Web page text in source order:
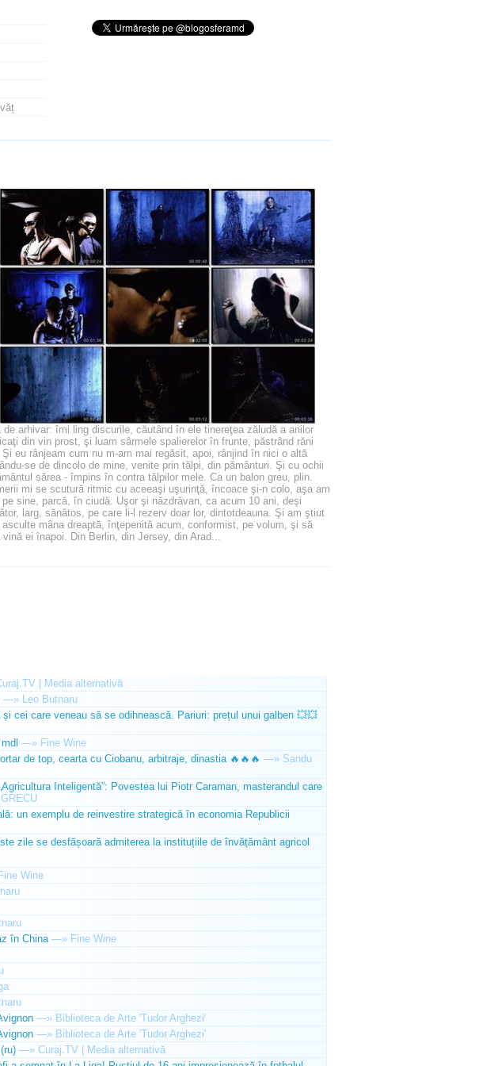
arhivar: îmi ling discurile, căutând în ele tinereţea zăludă a anilor
din vin prost, şi luam sârmele spalierelor în frunte, păstrând răni
eu rânjeam cum nu m-am mai regăsit, apoi, rânjind în nici o altă
se de dincolo de mine, venite prin tălpi, din pământuri. Şi cu ochii
sărea - împins în contra tălpilor mele. Ca un balon greu, plin.
mi se scutură ritmic cu aceeaşi uşurinţă, încoace şi-n colo, aşa am
sine, parcă, în ciudă. Uşor şi năzdrăvan, ca acum 10 ani, deşi
larg, sănătos, pe care li-l rezerv doar lor, dintotdeauna. Şi am ştiut
mâna dreaptă, înţepenită acum, conformist, pe volum, şi să
ei înapoi. Din Berlin, din Jersey, din Arad...
| Media alternativă
—» Leo Butnaru
cei care veneau să se odihnească. Pariuri: prețul unui galben 💥💥
—» Fine Wine
de top, cearta cu Ciobanu, arbitraje, dinastia 🔥🔥🔥 —» Sandu
Inteligentă”: Povestea lui Piotr Caraman, masterandul care
un exemplu de reinvestire strategică în economia Republicii
zile se desfășoară admiterea la instituțiile de învățământ agricol
Fine Wine
în China —» Fine Wine
—» Biblioteca de Arte 'Tudor Arghezi'
—» Biblioteca de Arte 'Tudor Arghezi'
—» Curaj.TV | Media alternativă